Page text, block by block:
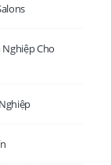
Cho